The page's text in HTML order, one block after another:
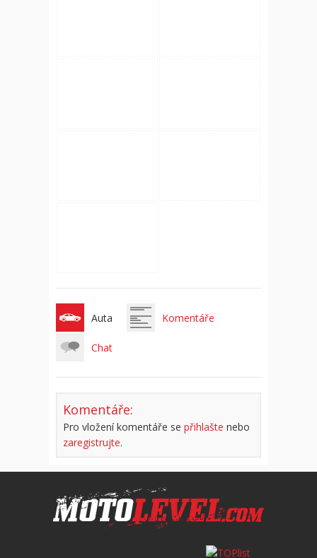
Auta Komentáře
Chat
Komentáře:
Pro vložení komentáře se přihlašte nebo
zaregistrujte.